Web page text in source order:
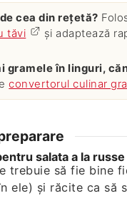
cea din rețetă?
tăvi
și adaptează
convertorul culinar
salata a la russe
trebuie să fie bine
ele) și răcite ca să